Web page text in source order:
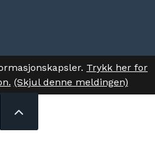
TIL
Trykk her for
(Skjul denne meldingen)